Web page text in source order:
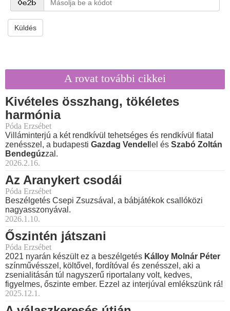
Küldés
A rovat további cikkei
Kivételes összhang, tökéletes
harmónia
Póda Erzsébet
Villáminterjú a két rendkívül tehetséges és rendkívül fiatal
zenésszel, a budapesti Gazdag Vendel lel és Szabó Zoltán
Bendegúzzal.
2026.2.16.
Az Aranykert csodái
Póda Erzsébet
Beszélgetés Csepi Zsuzsával, a bábjátékok csallóközi
nagyasszonyával.
2026.1.10.
Őszintén játszani
Póda Erzsébet
2021 nyarán készült ez a beszélgetés Kálloy Molnár Péter
színművésszel, költővel, fordítóval és zenésszel, aki a
zsenialitásán túl nagyszerű riportalany volt, kedves,
figyelmes, őszinte ember. Ezzel az interjúval emlékszünk rá!
2025.12.1.